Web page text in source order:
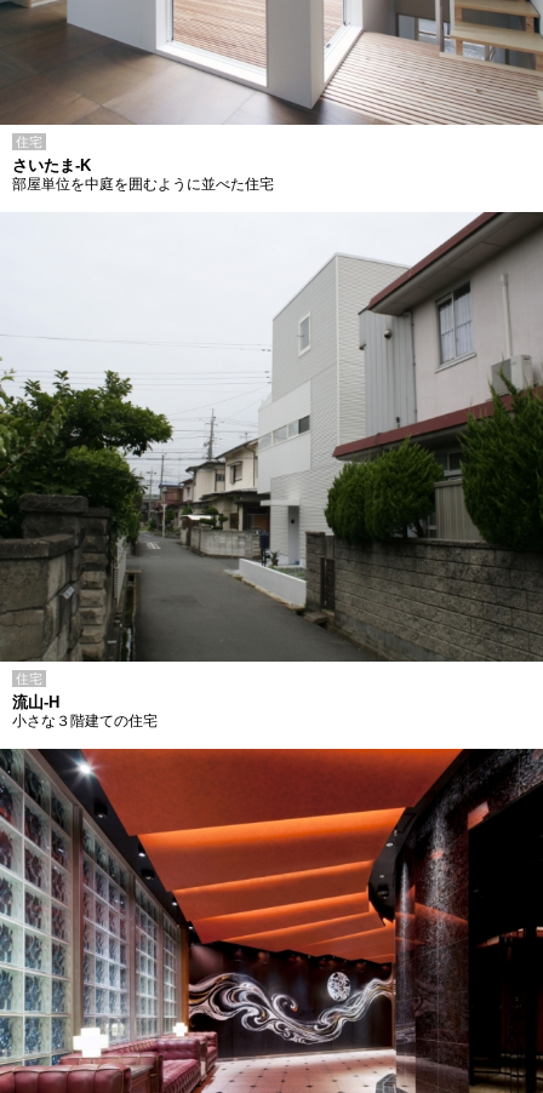
住宅
さいたま-K
部屋単位を中庭を囲むように並べた住宅
住宅
流山-H
小さな３階建ての住宅